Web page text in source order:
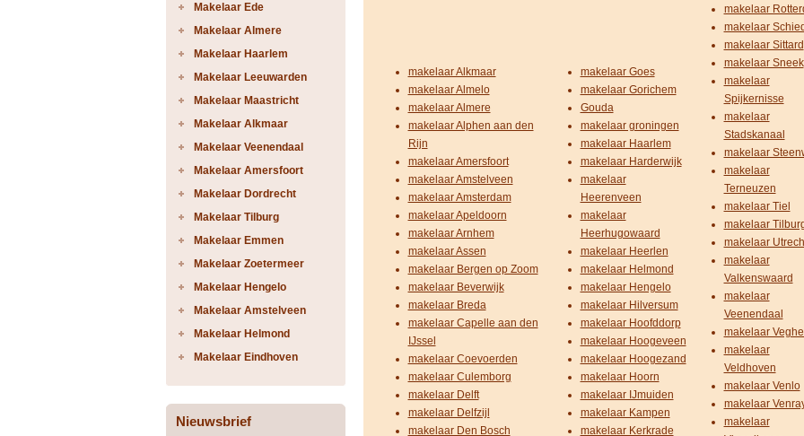
Makelaar Ede
Makelaar Almere
Makelaar Haarlem
Makelaar Leeuwarden
Makelaar Maastricht
Makelaar Alkmaar
Makelaar Veenendaal
Makelaar Amersfoort
Makelaar Dordrecht
Makelaar Tilburg
Makelaar Emmen
Makelaar Zoetermeer
Makelaar Hengelo
Makelaar Amstelveen
Makelaar Helmond
Makelaar Eindhoven
Nieuwsbrief
makelaar Alkmaar
makelaar Almelo
makelaar Almere
makelaar Alphen aan den
Rijn
makelaar Amersfoort
makelaar Amstelveen
makelaar Amsterdam
makelaar Apeldoorn
makelaar Arnhem
makelaar Assen
makelaar Bergen op Zoom
makelaar Beverwijk
makelaar Breda
makelaar Capelle aan den
IJssel
makelaar Coevoerden
makelaar Culemborg
makelaar Delft
makelaar Delfzijl
makelaar Den Bosch
makelaar Goes
makelaar Gorichem
Gouda
makelaar groningen
makelaar Haarlem
makelaar Harderwijk
makelaar
Heerenveen
makelaar
Heerhugowaard
makelaar Heerlen
makelaar Helmond
makelaar Hengelo
makelaar Hilversum
makelaar Hoofddorp
makelaar Hoogeveen
makelaar Hoogezand
makelaar Hoorn
makelaar IJmuiden
makelaar Kampen
makelaar Kerkrade
makelaar
makelaar
makelaar Sittard
makelaar Sneek
makelaar
Spijkernisse
makelaar
Stadskanaal
makelaar
makelaar
Terneuzen
makelaar Tiel
makelaar
makelaar
makelaar
Valkenswaard
makelaar
Veenendaal
makelaar Veghel
makelaar
Veldhoven
makelaar Venlo
makelaar
makelaar